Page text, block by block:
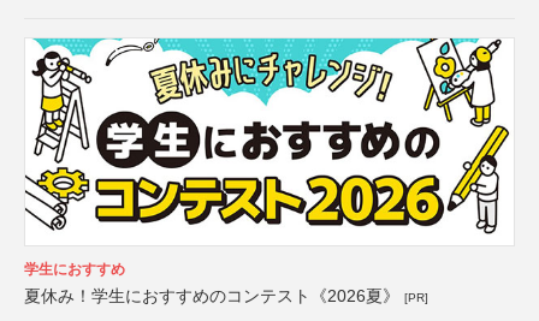
学生におすすめ
夏休み！学生におすすめのコンテスト《2026夏》 [PR]